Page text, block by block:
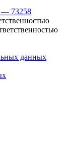
— 73258
данных